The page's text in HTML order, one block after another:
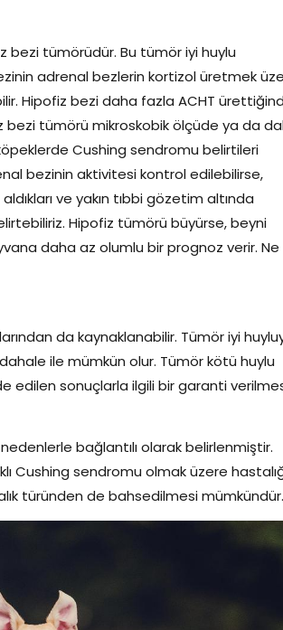
bezi tümörüdür. Bu tümör iyi huylu
adrenal bezlerin kortizol üretmek
Hipofiz bezi daha fazla ACHT
tümörü mikroskobik ölçüde ya da
Cushing sendromu belirtileri
bezinin aktivitesi kontrol edilebilirse,
ve yakın tıbbi gözetim altında
Hipofiz tümörü büyürse, beyni
daha az olumlu bir prognoz verir. Ne
da kaynaklanabilir. Tümör iyi
ile mümkün olur. Tümör kötü huylu
edilen sonuçlarla ilgili bir garanti
bağlantılı olarak belirlenmiştir.
Cushing sendromu olmak üzere
türünden de bahsedilmesi mümkündür.